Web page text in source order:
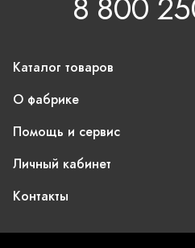
Каталог товаров
О фабрике
Помощь и сервис
Личный кабинет
Контакты